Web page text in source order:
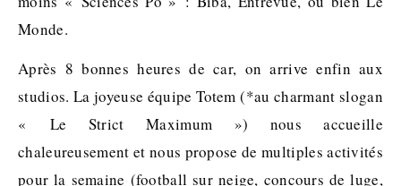
Monde.
Après 8 bonnes heures de car, on arrive enfin aux
studios. La joyeuse équipe Totem (*au charmant slogan
« Le Strict Maximum ») nous accueille
chaleureusement et nous propose de multiples activités
pour la semaine (football sur neige, concours de luge,